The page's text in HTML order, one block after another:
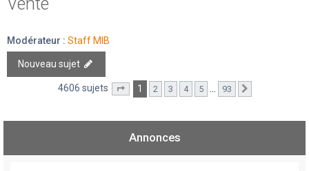
Modérateur : Staff MIB
Nouveau sujet
4606 sujets Page sur93
1 2 3 4 5 … 93
Annonces